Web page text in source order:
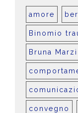
amore
Binomio
Bruna Marzi
convegno